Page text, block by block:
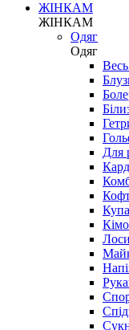
ЖІНКАМ
ЖІНКАМ
Одяг
Одяг
Весь
Для